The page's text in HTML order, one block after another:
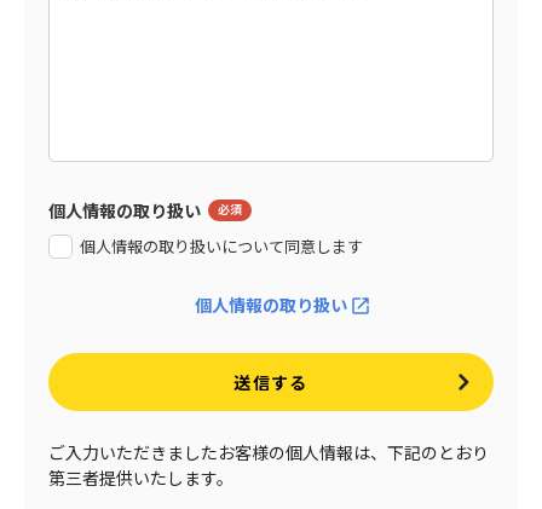
個人情報の取り扱い
個人情報の取り扱いについて同意します
個人情報の取り扱い
送信する
ご入力いただきましたお客様の個人情報は、下記のとおり
第三者提供いたします。